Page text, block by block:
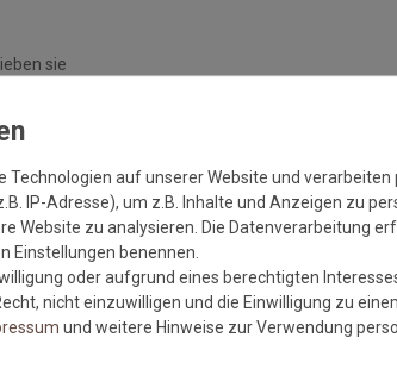
sie
Böden
Technologien auf unserer Website und
IP-Adresse), um z.B. Inhalte und Anzeigen zu
Website zu analysieren. Die Datenverarbeitung
Einstellungen benennen.
oder aufgrund eines berechtigten
nicht einzuwilligen und die Einwilligung zu
und weitere Hinweise zur Verwendung